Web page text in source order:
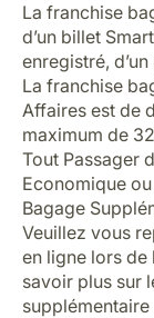
La franchise
d’un billet
enregistré,
La franchise
Affaires est de
maximum de
Tout Passager
Economique
Bagage
Veuillez vous
en ligne lors
savoir plus sur